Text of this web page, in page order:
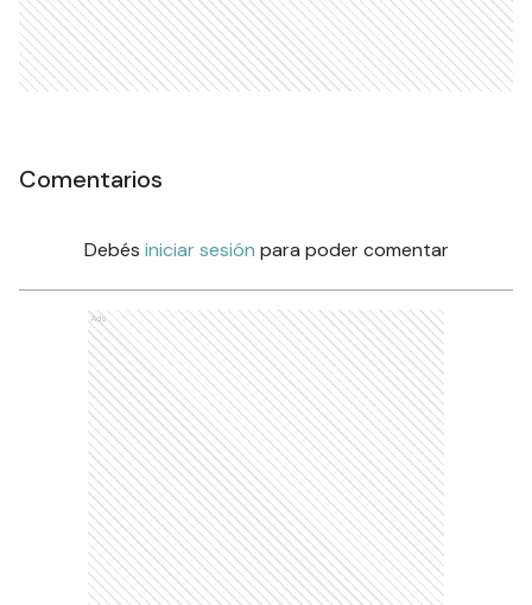
Comentarios
Debés iniciar sesión para poder comentar
Ads